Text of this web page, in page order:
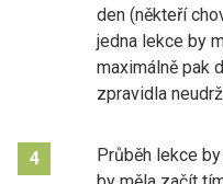
den (někteří
jedna lekce by
maximálně pak
zpravidla
4
Průběh lekce